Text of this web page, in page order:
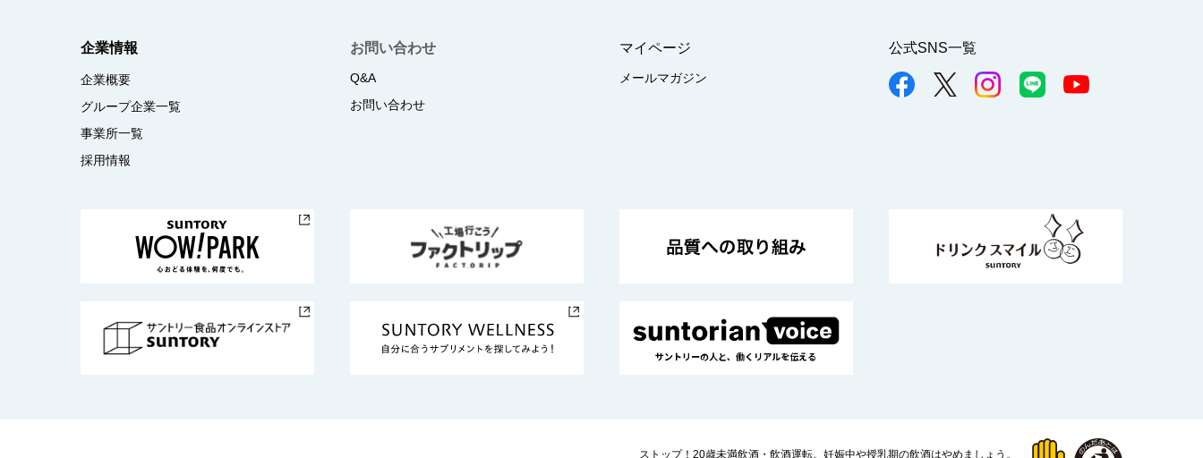
企業情報
企業概要
グループ企業一覧
事業所一覧
採用情報
お問い合わせ
Q&A
お問い合わせ
マイページ
メールマガジン
公式SNS一覧
ストップ！20歳未満飲酒・飲酒運転。 妊娠中や授乳期の飲酒はやめましょう。